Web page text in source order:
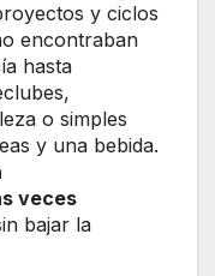
y ciclos
encontraban
hasta
o simples
y una bebida.
veces
bajar la